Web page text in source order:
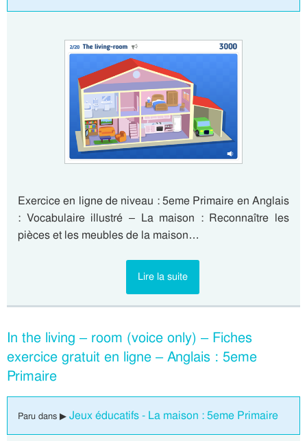
Exercice en ligne de niveau : 5eme Primaire en Anglais
: Vocabulaire illustré – La maison : Reconnaître les
pièces et les meubles de la maison…
Lire la suite
In the living – room (voice only) – Fiches
exercice gratuit en ligne – Anglais : 5eme
Primaire
Paru dans ▶ Jeux éducatifs - La maison : 5eme Primaire